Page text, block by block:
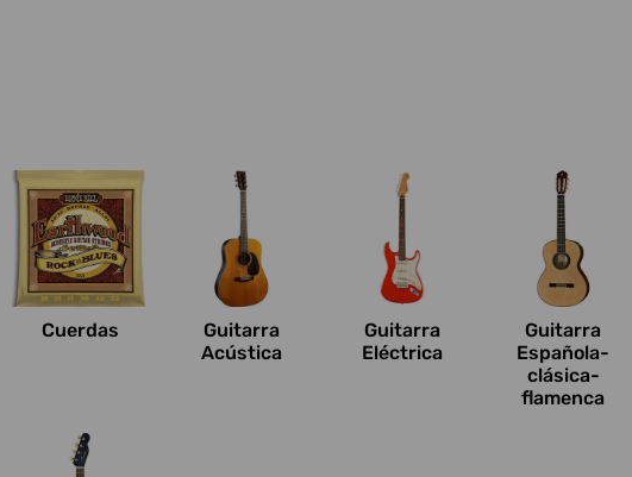
Cuerdas
Guitarra
Acústica
Guitarra
Eléctrica
Guitarra
Española-
clásica-
flamenca